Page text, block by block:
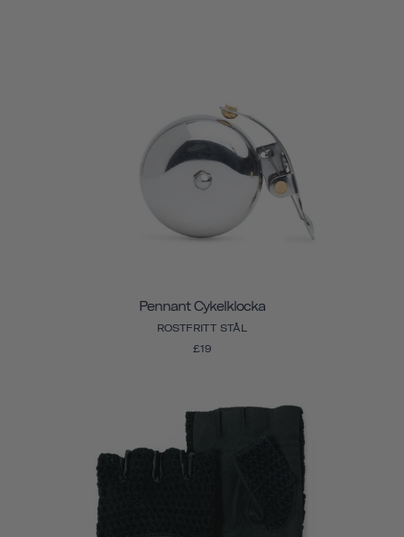
Pennant Cykelklocka
ROSTFRITT STÅL
£19